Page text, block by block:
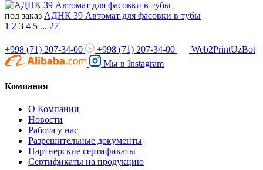
под заказ АДНК 39 Автомат для фасовки в тубы
1 2 3 4 5 ... 27
+998 (71) 207-34-00 +998 (71) 207-34-00
Web2PrintUzBot
Мы в Instagram
Компания
О Компании
Новости
Работа у нас
Разрешительные документы
Партнерские сертификаты
Сертификаты на продукцию